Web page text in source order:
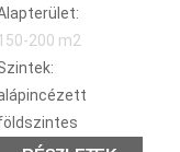
150-200 m2